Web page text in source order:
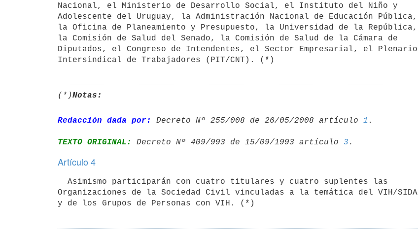
Nacional, el Ministerio de Desarrollo Social, el Instituto del Niño y
Adolescente del Uruguay, la Administración Nacional de Educación Pública,
la Oficina de Planeamiento y Presupuesto, la Universidad de la República,
la Comisión de Salud del Senado, la Comisión de Salud de la Cámara de
Diputados, el Congreso de Intendentes, el Sector Empresarial, el Plenario
Intersindical de Trabajadores (PIT/CNT). (*)
(*)Notas:
Redacción dada por: Decreto Nº 255/008 de 26/05/2008 artículo 1
TEXTO ORIGINAL: Decreto Nº 409/993 de 15/09/1993 artículo 3
Artículo 4
Organizaciones de la Sociedad Civil vinculadas a la temática del VIH/SIDA
y de los Grupos de Personas con VIH. (*)